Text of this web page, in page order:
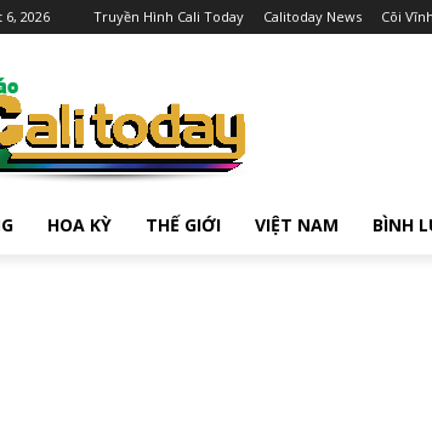
2026 Truyền Hình Cali Today Calitoday News Cõi
HOA KỲ THẾ GIỚI VIỆT NAM BÌNH